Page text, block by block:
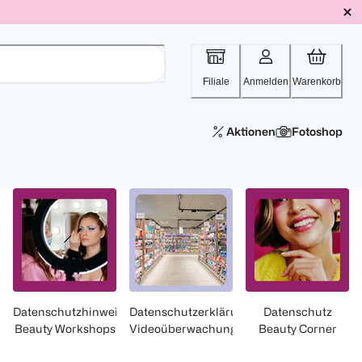
Filiale Anmelden Warenkorb
Aktionen Fotoshop
Datenschutzhinweise
Beauty Workshops
Datenschutzerklärung
Videoüberwachung
Datenschutz
Beauty Corner